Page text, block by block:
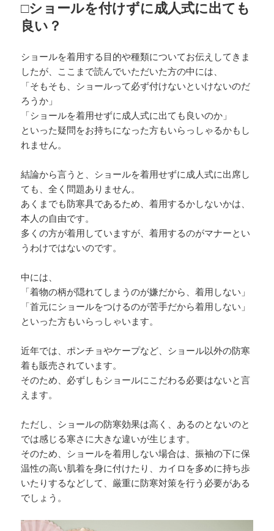
□ショールを付けずに成人式に出ても
良い？
ショールを着用する目的や種類についてお伝えしてきま
したが、ここまで読んでいただいた方の中には、
「そもそも、ショールって必ず付けないといけないのだ
ろうか」
「ショールを着用せずに成人式に出ても良いのか」
といった疑問をお持ちになった方もいらっしゃるかもし
れません。
結論から言うと、ショールを着用せずに成人式に出席し
ても、全く問題ありません。
あくまでも防寒具であるため、着用するかしないかは、
本人の自由です。
多くの方が着用していますが、着用するのがマナーとい
うわけではないのです。
中には、
「着物の柄が隠れてしまうのが嫌だから、着用しない」
「首元にショールをつけるのが苦手だから着用しない」
といった方もいらっしゃいます。
近年では、ポンチョやケープなど、ショール以外の防寒
着も販売されています。
そのため、必ずしもショールにこだわる必要はないと言
えます。
ただし、ショールの防寒効果は高く、あるのとないのと
では感じる寒さに大きな違いが生じます。
そのため、ショールを着用しない場合は、振袖の下に保
温性の高い肌着を身に付けたり、カイロを多めに持ち歩
いたりするなどして、厳重に防寒対策を行う必要がある
でしょう。